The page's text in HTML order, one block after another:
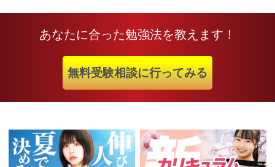
あなたに合った勉強法を教えます！
無料受験相談に行ってみる